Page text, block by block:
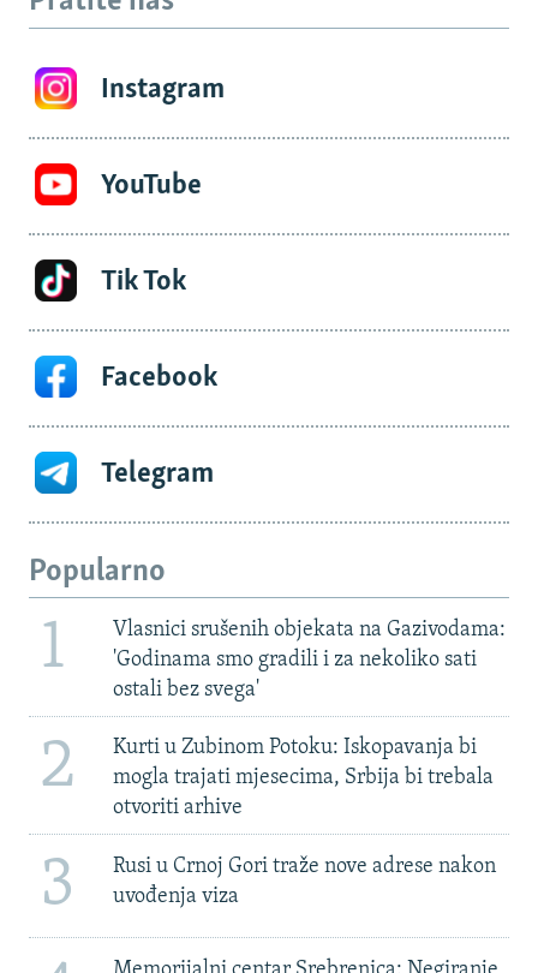
Instagram
YouTube
Tik Tok
Facebook
Telegram
Popularno
1
Vlasnici srušenih objekata na Gazivodama:
'Godinama smo gradili i za nekoliko sati
ostali bez svega'
2
Kurti u Zubinom Potoku: Iskopavanja bi
mogla trajati mjesecima, Srbija bi trebala
otvoriti arhive
3
Rusi u Crnoj Gori traže nove adrese nakon
uvođenja viza